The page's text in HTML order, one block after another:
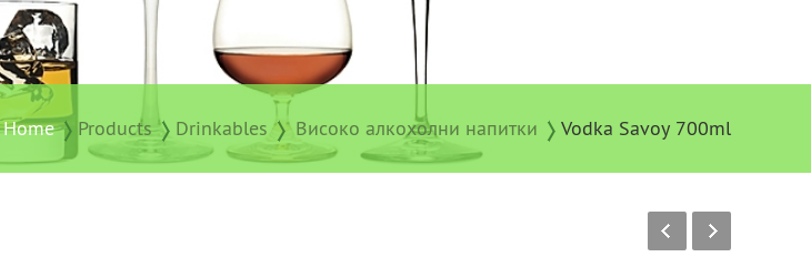
Home Products Drinkables Високо алкохолни напитки Vodka Savoy 700ml